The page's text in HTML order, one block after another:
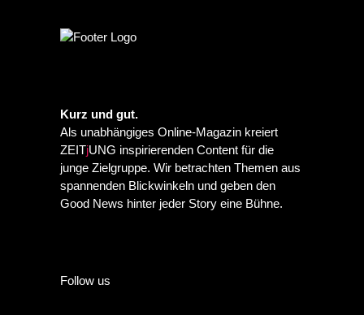
Kurz und gut.
Als unabhängiges Online-Magazin kreiert
ZEITjUNG inspirierenden Content für die
junge Zielgruppe. Wir betrachten Themen aus
spannenden Blickwinkeln und geben den
Good News hinter jeder Story eine Bühne.
Follow us